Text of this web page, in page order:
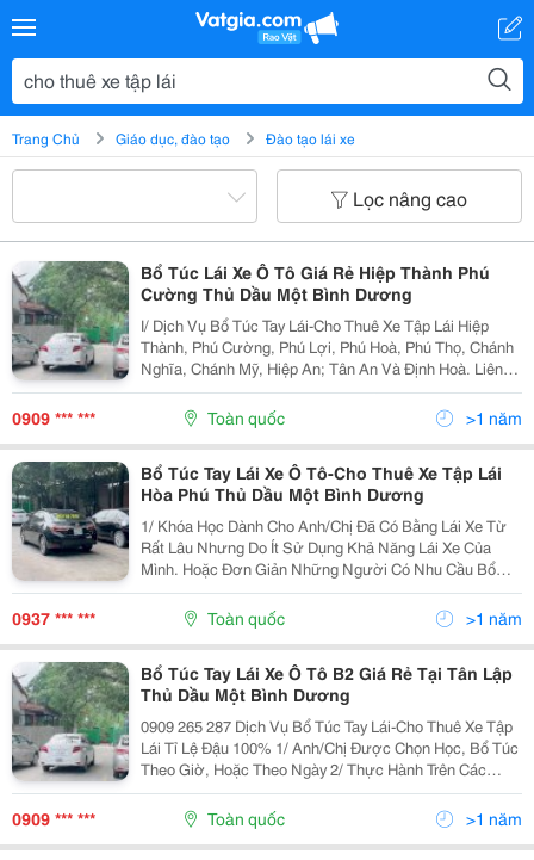
Trang Chủ Giáo dục, đào tạo Đào tạo lái xe
Lọc nâng cao
Bổ Túc Lái Xe Ô Tô Giá Rẻ Hiệp Thành Phú
Cường Thủ Dầu Một Bình Dương
I/ Dịch Vụ Bổ Túc Tay Lái-Cho Thuê Xe Tập Lái Hiệp
Thành, Phú Cường, Phú Lợi, Phú Hoà, Phú Thọ, Chánh
Nghĩa, Chánh Mỹ, Hiệp An; Tân An Và Định Hoà. Liên
Hệ 0909 265 287 1/ Dành Cho Anh/Chị Vừa Mới Nhận
Bằng Xong Chưa Tự Tin Đi Ngoài Đường Phố Hoặc...
0909 *** *** Toàn quốc >1 năm
Bổ Túc Tay Lái Xe Ô Tô-Cho Thuê Xe Tập Lái
Hòa Phú Thủ Dầu Một Bình Dương
1/ Khóa Học Dành Cho Anh/Chị Đã Có Bằng Lái Xe Từ
Rất Lâu Nhưng Do Ít Sử Dụng Khả Năng Lái Xe Của
Mình. Hoặc Đơn Giản Những Người Có Nhu Cầu Bổ
Túc Lái Xe Và Thuê Xe Tập Lái Tại Bình Dương 2/ Lợi
Ích Khóa Học: Anh/ Chị Nhận Được Hướng Dẫn Tổng
0937 *** *** Toàn quốc >1 năm
Bổ Túc Tay Lái Xe Ô Tô B2 Giá Rẻ Tại Tân Lập
Thủ Dầu Một Bình Dương
0909 265 287 Dịch Vụ Bổ Túc Tay Lái-Cho Thuê Xe Tập
Lái Tỉ Lệ Đậu 100% 1/ Anh/Chị Được Chọn Học, Bổ Túc
Theo Giờ, Hoặc Theo Ngày 2/ Thực Hành Trên Các
Hãng Xe Đời Mới Hiện Đại. 3/ Chi Phí Bổ Túc Lái Xe Trọn
Gói, Không Phát Sinh Thêm. Chương...
0909 *** *** Toàn quốc >1 năm